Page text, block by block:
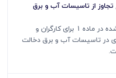
رفع تجاوز از تاسیسات آب و برق
ماده 3 ـ مجازات پیش بینی شده در ماده 1 برای کارگران و
در تاسیسات آب و برق دخالت